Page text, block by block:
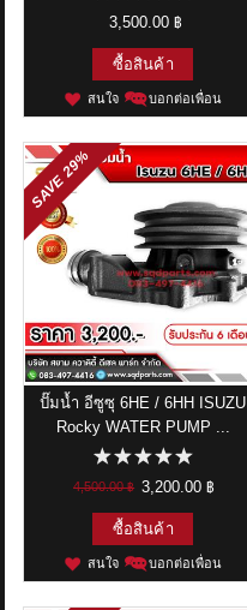
3,500.00 ฿
ซื้อสินค้า
สนใจ บอกต่อเพื่อน
ปั๊มน้ำ อีซูซุ 6HE / 6HH ISUZU
Rocky WATER PUMP ...
4,500.00 ฿ 3,200.00 ฿
SAVE
29%
ซื้อสินค้า
สนใจ บอกต่อเพื่อน